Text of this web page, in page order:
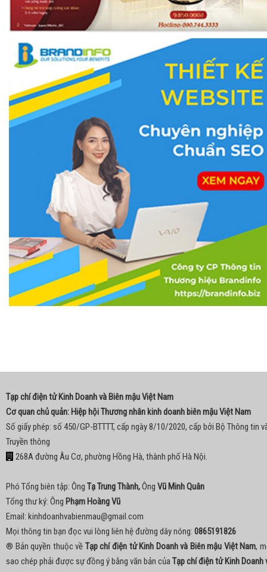
Tạp chí điện tử Kinh Doanh và Biên mậu Việt Nam
Cơ quan chủ quản: Hiệp hội Thương nhân kinh doanh biên mậu Việt Nam
Số giấy phép: số 450/GP-BTTTT, cấp ngày 8/10/2020, cấp bởi Bộ Thông tin
Truyền thông
268A đường Âu Cơ, phường Hồng Hà, thành phố Hà Nội.
Phó Tổng biên tập: Ông Tạ Trung Thành,Ông Vũ Minh Quân
Tổng thư ký: Ông Phạm Hoàng Vũ
Email: kinhdoanhvabienmau@gmail.com
Mọi thông tin bạn đọc vui lòng liên hệ đường dây nóng: 0865191826
® Bản quyền thuộc về Tạp chí điện tử Kinh Doanh và Biên mậu Việt Nam,
sao chép phải được sự đồng ý bằng văn bản củaTạp chí điện tử Kinh Doanh